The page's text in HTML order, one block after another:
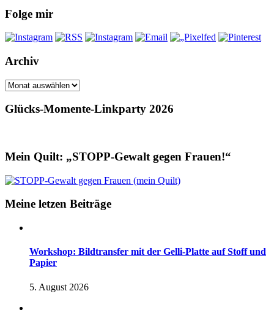
Folge mir
Archiv
Archiv
Glücks-Momente-Linkparty 2026
Mein Quilt: „STOPP-Gewalt gegen Frauen!“
Meine letzen Beiträge
Workshop: Bildtransfer mit der Gelli-Platte auf Stoff und
Papier
5. August 2026